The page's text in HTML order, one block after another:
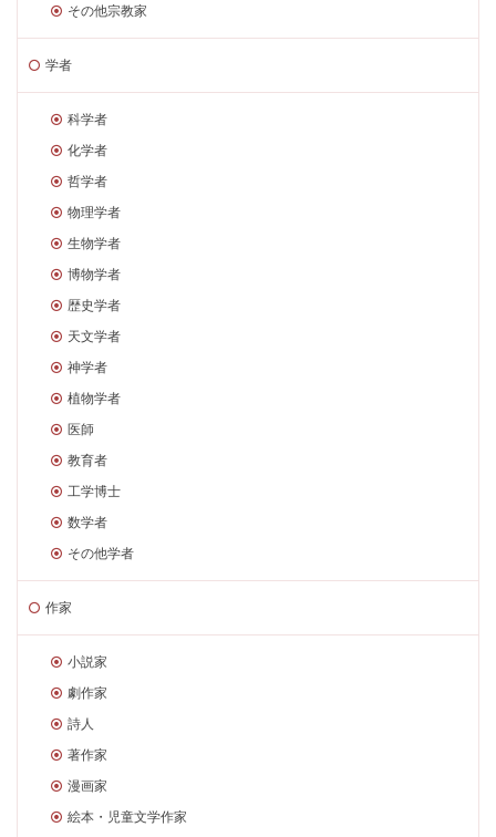
その他宗教家
学者
科学者
化学者
哲学者
物理学者
生物学者
博物学者
歴史学者
天文学者
神学者
植物学者
医師
教育者
工学博士
数学者
その他学者
作家
小説家
劇作家
詩人
著作家
漫画家
絵本・児童文学作家